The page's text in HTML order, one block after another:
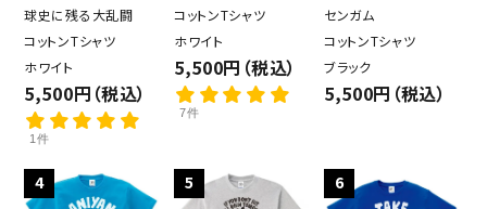
球史に残る大乱闘
コットンTシャツ
ホワイト
5,500円（税込）
1件
コットンTシャツ
ホワイト
5,500円（税込）
7件
センガム
コットンTシャツ
ブラック
5,500円（税込）
4 5 6